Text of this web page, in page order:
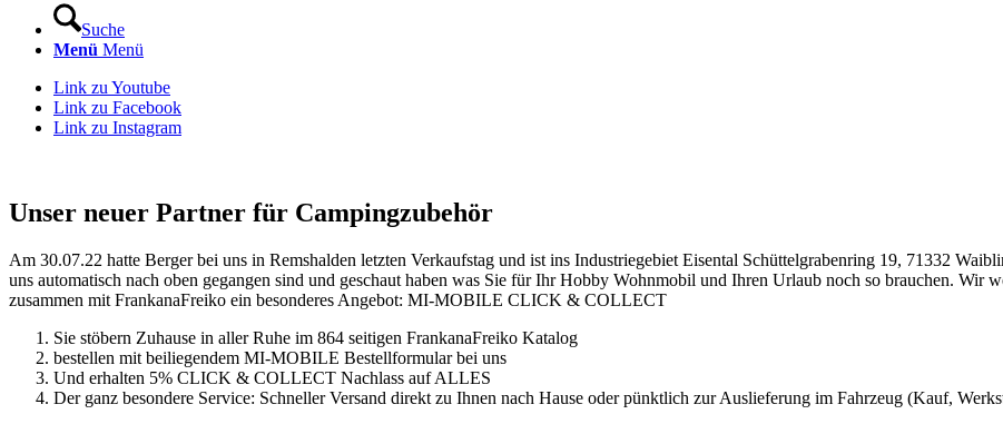
Suche
Menü Menü
Link zu Youtube
Link zu Facebook
Link zu Instagram
Unser neuer Partner für Campingzubehör
Am 30.07.22 hatte Berger bei uns in Remshalden letzten Verkaufstag und ist ins Industriegebiet Eisental Schüttelgrabenring 19, 71332
uns automatisch nach oben gegangen sind und geschaut haben was Sie für Ihr Hobby Wohnmobil und Ihren Urlaub noch so brauchen. Wir
zusammen mit FrankanaFreiko ein besonderes Angebot: MI-MOBILE CLICK & COLLECT
Sie stöbern Zuhause in aller Ruhe im 864 seitigen FrankanaFreiko Katalog
bestellen mit beiliegendem MI-MOBILE Bestellformular bei uns
Und erhalten 5% CLICK & COLLECT Nachlass auf ALLES
Der ganz besondere Service: Schneller Versand direkt zu Ihnen nach Hause oder pünktlich zur Auslieferung im Fahrzeug (Kauf,